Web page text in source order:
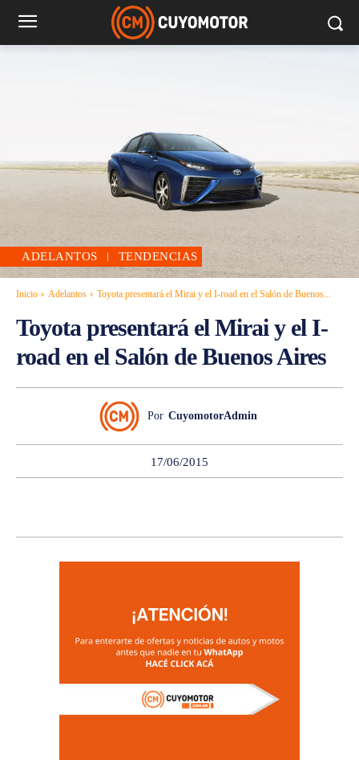
ADELANTOS TENDENCIAS
Inicio Adelantos Toyota presentará el Mirai y el I-road en el Salón de Buenos...
Toyota presentará el Mirai y el I-
road en el Salón de Buenos Aires
Por CuyomotorAdmin
17/06/2015